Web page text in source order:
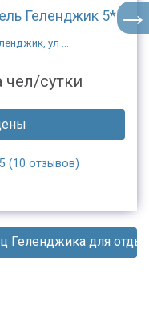
Геленджик 5*
ул ...
чел/сутки
(10 отзывов)
Геленджика для